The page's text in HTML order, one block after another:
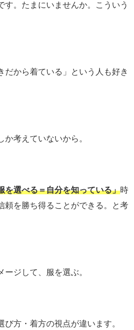
す。たまにいませんか。こういう
だから着ている」という人も好き
考えていないから。
を選べる＝自分を知っている」時
頼を勝ち得ることができる。と考
ジして、服を選ぶ。
び方・着方の視点が違います。